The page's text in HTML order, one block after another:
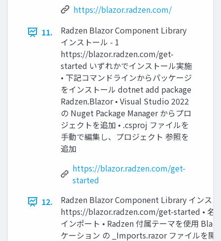
https://blazor.radzen.com/
11.
Radzen Blazor Component Library
インストール - 1
https://blazor.radzen.com/get-
started いずれかでインストール実施
• 下記コマンドラインからパッケージ
をインストール dotnet add package
Radzen.Blazor • Visual Studio 2022
の Nuget Package Manager からプロ
ジェクトを追加 • .csproj ファイルを
⼿動で編集し、プロジェクト 参照を
追加
https://blazor.radzen.com/get-
started
12.
Radzen Blazor Component Library インス
https://blazor.radzen.com/get-started • 名
インポート • Radzen 付属テーマを使⽤
ケーション の _Imports.razor ファイルを開